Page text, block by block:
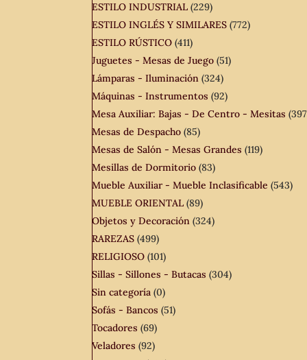
ESTILO INDUSTRIAL (229)
ESTILO INGLÉS Y SIMILARES (772)
ESTILO RÚSTICO (411)
Juguetes - Mesas de Juego (51)
Lámparas - Iluminación (324)
Máquinas - Instrumentos (92)
Mesa Auxiliar: Bajas - De Centro - Mesitas
Mesas de Despacho (85)
Mesas de Salón - Mesas Grandes (119)
Mesillas de Dormitorio (83)
Mueble Auxiliar - Mueble Inclasificable (543)
MUEBLE ORIENTAL (89)
Objetos y Decoración (324)
RAREZAS (499)
RELIGIOSO (101)
Sillas - Sillones - Butacas (304)
Sin categoría (0)
Sofás - Bancos (51)
Tocadores (69)
Veladores (92)